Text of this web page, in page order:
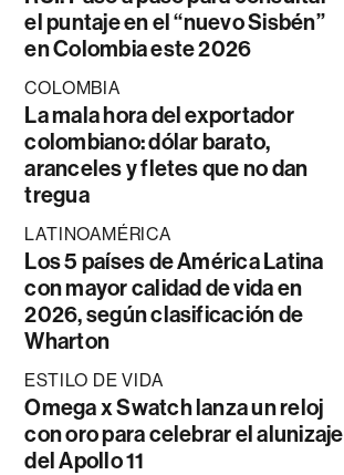
el puntaje en el “nuevo Sisbén”
en Colombia este 2026
COLOMBIA
La mala hora del exportador
colombiano: dólar barato,
aranceles y fletes que no dan
tregua
LATINOAMÉRICA
Los 5 países de América Latina
con mayor calidad de vida en
2026, según clasificación de
Wharton
ESTILO DE VIDA
Omega x Swatch lanza un reloj
con oro para celebrar el alunizaje
del Apollo 11